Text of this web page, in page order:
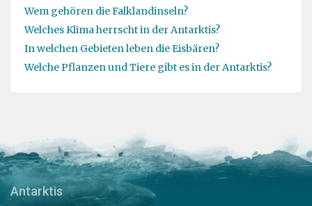
Wem gehören die Falklandinseln?
Welches Klima herrscht in der Antarktis?
In welchen Gebieten leben die Eisbären?
Welche Pflanzen und Tiere gibt es in der Antarktis?
Antarktis